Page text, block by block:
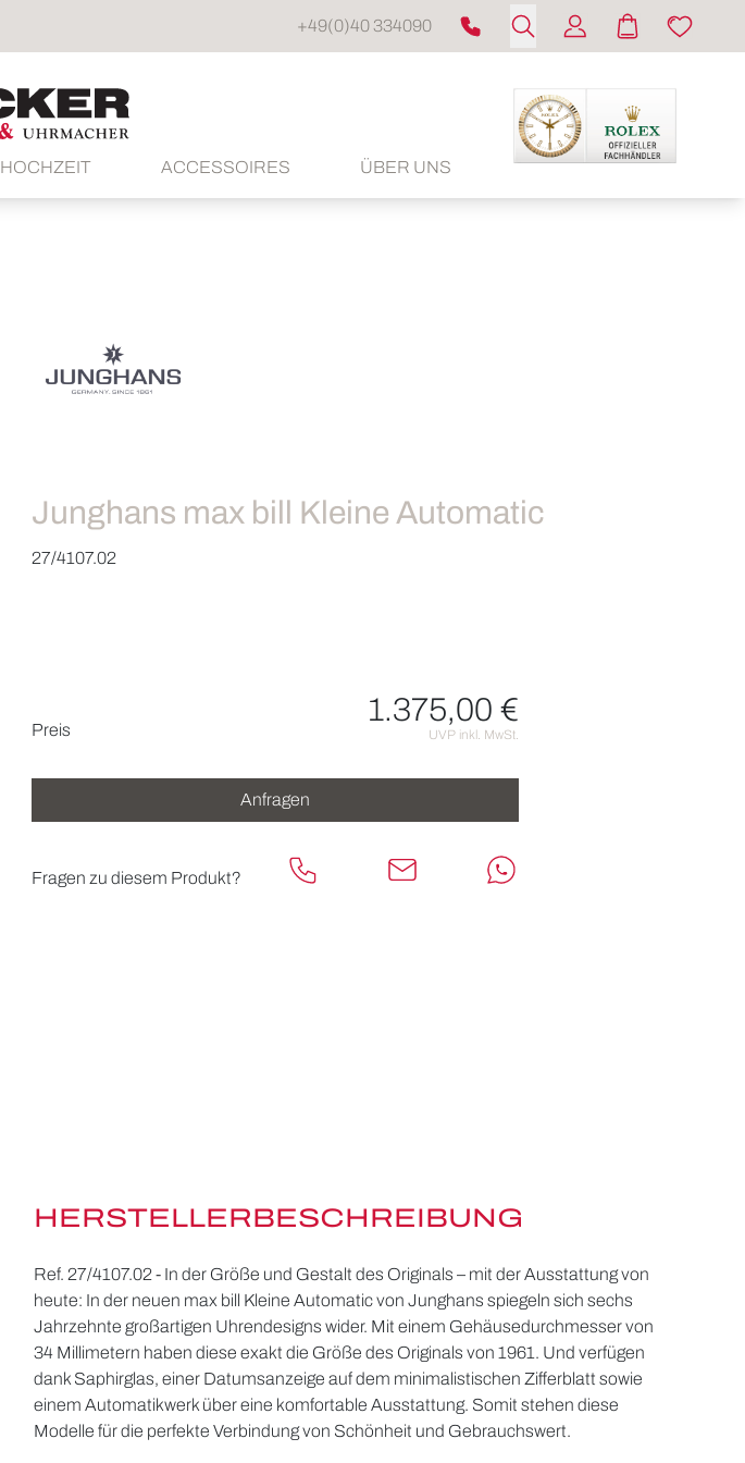
+49(0)40 334090
HOCHZEIT ACCESSOIRES ÜBER UNS
Junghans max bill Kleine Automatic
27/4107.02
Preis
1.375,00 €
UVP inkl. MwSt.
Anfragen
Fragen zu diesem Produkt?
HERSTELLERBESCHREIBUNG
Ref. 27/4107.02 - In der Größe und Gestalt des Originals – mit der Ausstattung von
heute: In der neuen max bill Kleine Automatic von Junghans spiegeln sich sechs
Jahrzehnte großartigen Uhrendesigns wider. Mit einem Gehäusedurchmesser von
34 Millimetern haben diese exakt die Größe des Originals von 1961. Und verfügen
dank Saphirglas, einer Datumsanzeige auf dem minimalistischen Zifferblatt sowie
einem Automatikwerk über eine komfortable Ausstattung. Somit stehen diese
Modelle für die perfekte Verbindung von Schönheit und Gebrauchswert.